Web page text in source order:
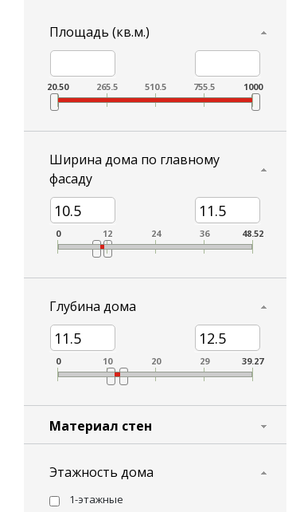
Площадь (кв.м.)
20.50 265.5 510.5 755.5 1000
Ширина дома по главному
фасаду
0 12 24 36 48.52
Глубина дома
0 10 20 29 39.27
Материал стен
Этажность дома
1-этажные